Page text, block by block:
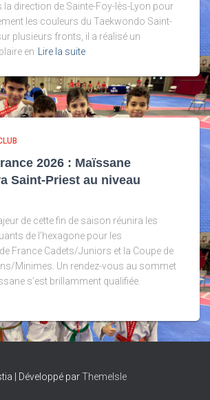
la direction de Sainte-Foy-lès-Lyon pour
les couleurs du Taekwondo Saint-
plusieurs fronts, il a réalisé un
en
Lire la suite
2026 : Maïssane
Saint-Priest au niveau
de cette fin de saison réunira les
de l’hexagone pour les
France Cadets/Juniors et la Coupe de
Minimes. Un rendez-vous au sommet
s’est brillamment qualifiée.
| Développé parThemeIsle